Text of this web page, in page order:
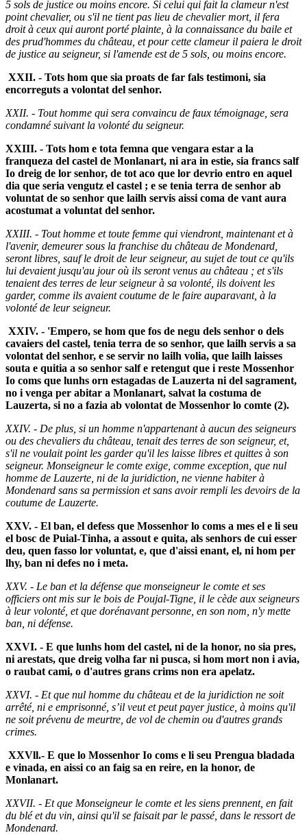
5 sols de justice ou moins encore. Si celui qui fait la clameur n'est
point chevalier, ou s'il ne tient pas lieu de chevalier mort, il fera
droit à ceux qui auront porté plainte, à la connaissance du baile et
des prud'hommes du château, et pour cette clameur il paiera le droit
de justice au seigneur, si l'amende est de 5 sols, ou moins encore.
XXII. - Tots hom que sia proats de far fals testimoni, sia
encorreguts a volontat del senhor.
XXII. - Tout homme qui sera convaincu de faux témoignage, sera
condamné suivant la volonté du seigneur.
XXIII. - Tots hom e tota femna que vengara estar a la
franqueza del castel de Monlanart, ni ara in estie, sia francs salf
Io dreig de lor senhor, de tot aco que lor devrio entro en aquel
dia que seria vengutz el castel ; e se tenia terra de senhor ab
voluntat de so senhor que lailh servis aissi coma de vant aura
acostumat a voluntat del senhor.
XXIII. - Tout homme et toute femme qui viendront, maintenant et à
l'avenir, demeurer sous la franchise du château de Mondenard,
seront libres, sauf le droit de leur seigneur, au sujet de tout ce qu'ils
lui devaient jusqu'au jour où ils seront venus au château ; et s'ils
tenaient des terres de leur seigneur à sa volonté, ils doivent les
garder, comme ils avaient coutume de le faire auparavant, à la
volonté de leur seigneur.
XXIV. - 'Empero, se hom que fos de negu dels senhor o dels
cavaiers del castel, tenia terra de so senhor, que lailh servis a sa
volontat del senhor, e se servir no lailh volia, que lailh laisses
souta e quitia a so senhor salf e retengut que i reste Mossenhor
Io coms que lunhs orn estagadas de Lauzerta ni del sagrament,
no i venga per abitar a Monlanart, salvat la costuma de
Lauzerta, si no a fazia ab volontat de Mossenhor lo comte (2).
XXIV. - De plus, si un homme n'appartenant à aucun des seigneurs
ou des chevaliers du château, tenait des terres de son seigneur, et,
s'il ne voulait point les garder qu'il les laisse libres et quittes à son
seigneur. Monseigneur le comte exige, comme exception, que nul
homme de Lauzerte, ni de la juridiction, ne vienne habiter à
Mondenard sans sa permission et sans avoir rempli les devoirs de la
coutume de Lauzerte.
XXV. - El ban, el defess que Mossenhor lo coms a mes el e li seu
el bosc de Puial-Tinha, a assout e quita, als senhors de cui esser
deu, quen fasso lor voluntat, e, que d'aissi enant, el, ni hom per
lhy, ban ni defes no i meta.
XXV. - Le ban et la défense que monseigneur le comte et ses
officiers ont mis sur le bois de Poujal-Tigne, il le cède aux seigneurs
à leur volonté, et que dorénavant personne, en son nom, n'y mette
ban, ni défense.
XXVI. - E que lunhs hom del castel, ni de la honor, no sia pres,
ni arestats, que dreig volha far ni pusca, si hom mort non i avia,
o raubat cami, o d'autres grans crims non era apelatz.
XXVI. - Et que nul homme du château et de la juridiction ne soit
arrêté, ni e emprisonné, s’il veut et peut payer justice, à moins qu'il
ne soit prévenu de meurtre, de vol de chemin ou d'autres grands
crimes.
XXVll.- E que lo Mossenhor Io coms e li seu Prengua bladada
e vinada, en aissi co an faig sa en reire, en la honor, de
Monlanart.
XXVII. - Et que Monseigneur le comte et les siens prennent, en fait
du blé et du vin, ainsi qu'il se faisait par le passé, dans le ressort de
Mondenard.